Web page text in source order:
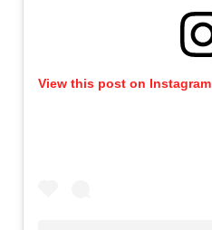
View this post on Instagram